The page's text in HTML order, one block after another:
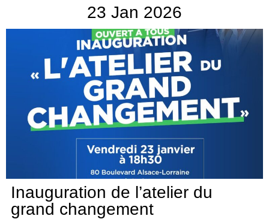
23 Jan 2026
Inauguration de l’atelier du
grand changement